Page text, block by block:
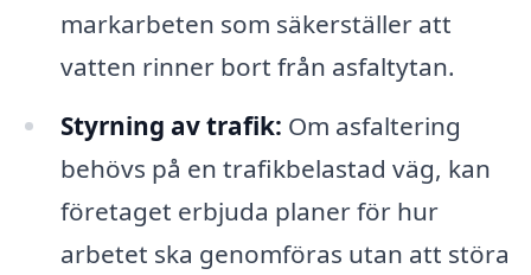
markarbeten som säkerställer att
vatten rinner bort från asfaltytan.
Styrning av trafik: Om asfaltering
behövs på en trafikbelastad väg, kan
företaget erbjuda planer för hur
arbetet ska genomföras utan att störa